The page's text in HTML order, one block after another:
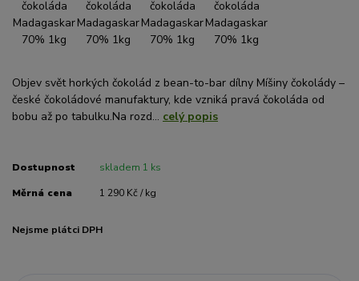
Objev svět horkých čokolád z bean-to-bar dílny Míšiny čokolády –
české čokoládové manufaktury, kde vzniká pravá čokoláda od
bobu až po tabulku.Na rozd... celý popis
Dostupnost skladem 1 ks
Měrná cena 1 290 Kč / kg
Nejsme plátci DPH